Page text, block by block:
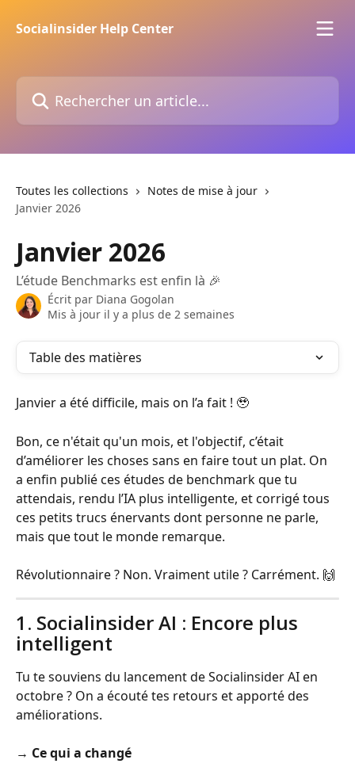
Socialinsider Help Center
Rechercher un article...
Toutes les collections
Notes de mise à jour
Janvier 2026
Janvier 2026
L’étude Benchmarks est enfin là 🎉
Écrit par Diana Gogolan
Mis à jour il y a plus de 2 semaines
Table des matières
Janvier a été difficile, mais on l’a fait ! 🥹
Bon, ce n'était qu'un mois, et l'objectif, c’était
d’améliorer les choses sans en faire tout un plat. On
a enfin publié ces études de benchmark que tu
attendais, rendu l’IA plus intelligente, et corrigé tous
ces petits trucs énervants dont personne ne parle,
mais que tout le monde remarque.
Révolutionnaire ? Non. Vraiment utile ? Carrément. 🙌
1. Socialinsider AI : Encore plus
intelligent
Tu te souviens du lancement de Socialinsider AI en
octobre ? On a écouté tes retours et apporté des
améliorations.
→ Ce qui a changé